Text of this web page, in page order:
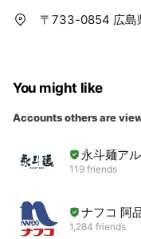
〒733-0854 広島
You might like
Accounts others are
永斗麺ア
119 friends
ナフコ 阿
1,284 friends